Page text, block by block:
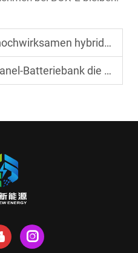
hybriden Solarsystems für Fabriken
von Off-Grid-Anlagen verbessert